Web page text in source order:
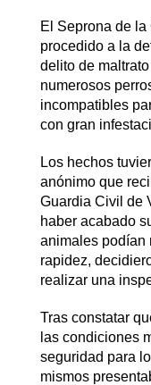
El Seprona de
procedido a la
delito de
numerosos
incompatibles
con gran
Los hechos
anónimo que
Guardia Civil de
haber acabado
animales podían
rapidez,
realizar una
Tras constatar
las condiciones
seguridad para
mismos